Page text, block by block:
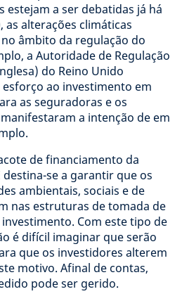
estejam a ser debatidas já há
as alterações climáticas
âmbito da regulação do
a Autoridade de Regulação
do Reino Unido
ao investimento em
as seguradoras e os
a intenção de em
de financiamento da
se a garantir que os
ambientais, sociais e de
nas estruturas de tomada de
Com este tipo de
é difícil imaginar que serão
que os investidores alterem
motivo. Afinal de contas,
pode ser gerido.